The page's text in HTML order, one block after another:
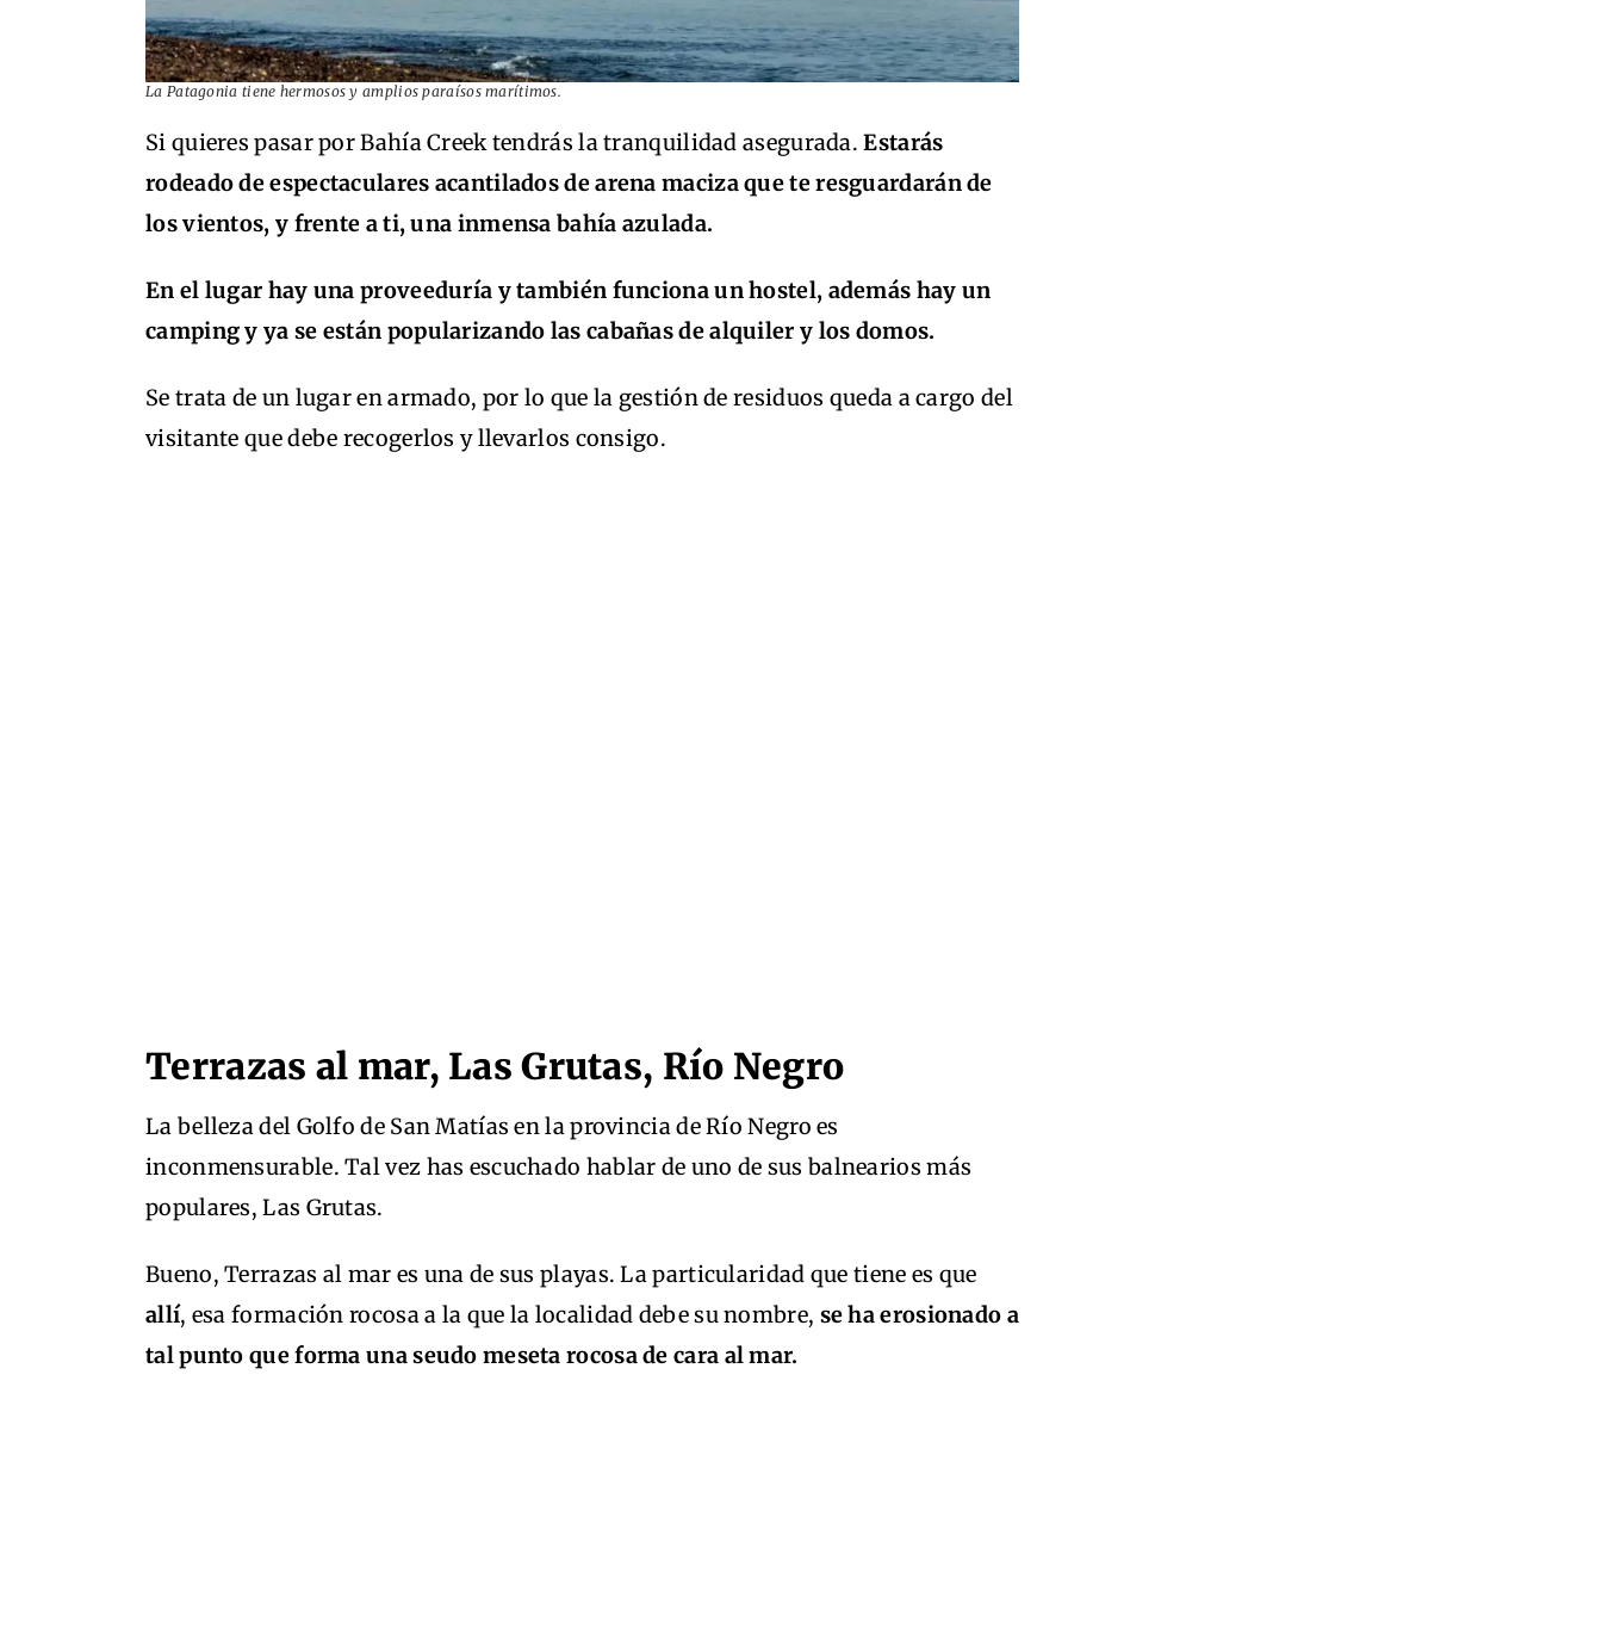
La Patagonia tiene hermosos y amplios paraísos marítimos.
Si quieres pasar por Bahía Creek tendrás la tranquilidad asegurada.Estarás
rodeado de espectaculares acantilados de arena maciza que te resguardarán de
los vientos, y frente a ti, una inmensa bahía azulada.
En el lugar hay una proveeduría y también funciona un hostel, además hay un
camping y ya se están popularizando las cabañas de alquiler y los domos.
Se trata de un lugar en armado, por lo que la gestión de residuos queda a cargo del
visitante que debe recogerlos y llevarlos consigo.
Terrazas al mar, Las Grutas, Río Negro
La belleza del Golfo de San Matías en la provincia de Río Negro es
inconmensurable. Tal vez has escuchado hablar de uno de sus balnearios más
populares, Las Grutas.
Bueno, Terrazas al mar es una de sus playas. La particularidad que tiene es que
allí, esa formación rocosa a la que la localidad debe su nombre, se ha erosionado a
tal punto que forma una seudo meseta rocosa de cara al mar.